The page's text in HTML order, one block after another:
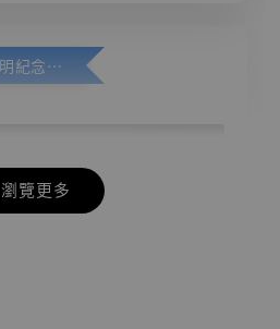
加購優惠【悟空 鳥山明紀念款 [奇蹟工作室]】
瀏覽更多